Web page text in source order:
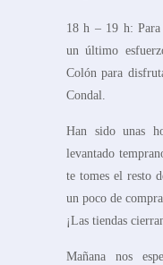
18 h – 19 h: Para
un último
Colón para
Condal.
Han sido unas
levantado
te tomes el resto
un poco de
¡Las tiendas
Mañana nos